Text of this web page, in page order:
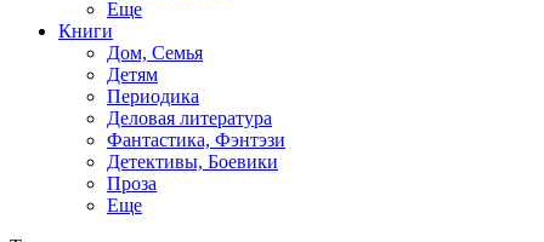
Еще
Книги
Дом, Семья
Детям
Периодика
Деловая литература
Фантастика, Фэнтэзи
Детективы, Боевики
Проза
Еще